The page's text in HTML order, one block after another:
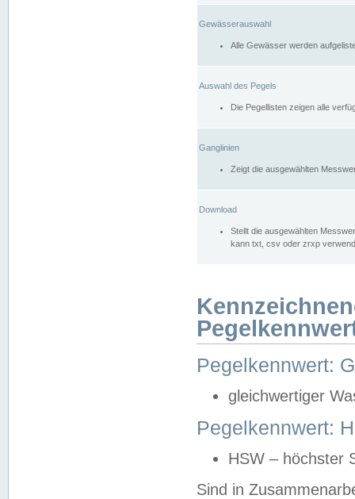
Gewässerauswahl
Alle Gewässer werden
Auswahl des Pegels
Die Pegellisten zeigen alle
Ganglinien
Zeigt die ausgewählten
Download
Stellt die ausgewählten
kann txt, csv oder zrxp
Pegelkennwert:
gleichwertiger
Pegelkennwert:
HSW – höchster
Sind in